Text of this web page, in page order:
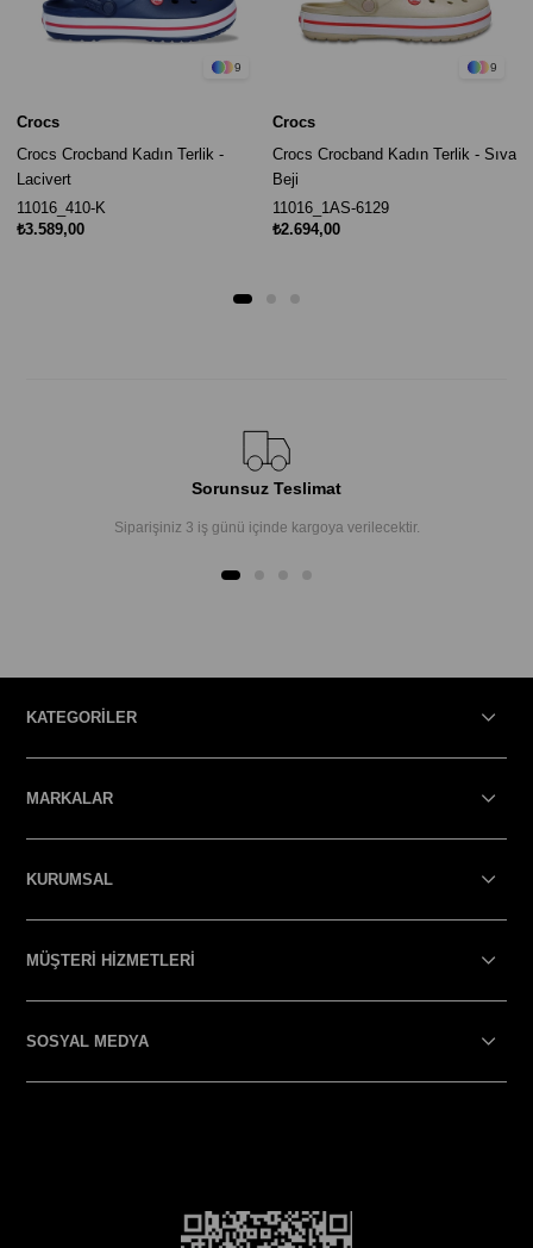
9
Crocs
Crocs Crocband Kadın Terlik -
Lacivert
11016_410-K
₺3.589,00
9
Crocs
Crocs Crocband Kadın Terlik - Sıva
Beji
11016_1AS-6129
₺2.694,00
Sorunsuz Teslimat
Siparişiniz 3 iş günü içinde kargoya verilecektir.
KATEGORİLER
MARKALAR
KURUMSAL
MÜŞTERİ HİZMETLERİ
SOSYAL MEDYA